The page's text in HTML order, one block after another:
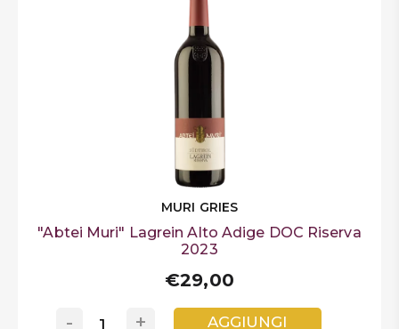
MURI GRIES
"Abtei Muri" Lagrein Alto Adige DOC Riserva
2023
€29,00
+
- AGGIUNGI